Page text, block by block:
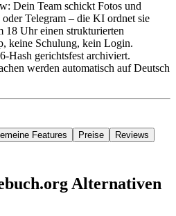
Dein Team schickt Fotos und
oder Telegram – die KI ordnet sie
18 Uhr einen strukturierten
keine Schulung, kein Login.
Hash gerichtsfest archiviert.
werden automatisch auf Deutsch
Features Preise Reviews
Alternativen